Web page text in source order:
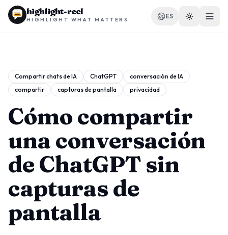
highlight-reel
HIGHLIGHT WHAT MATTERS ES
RECURSOS
Blog
Plantillas
Casos de uso
Extensión
Compartir chats de IA ChatGPT
conversación de IA
compartir
capturas de pantalla privacidad
Cómo compartir
una conversación
de ChatGPT sin
capturas de
pantalla